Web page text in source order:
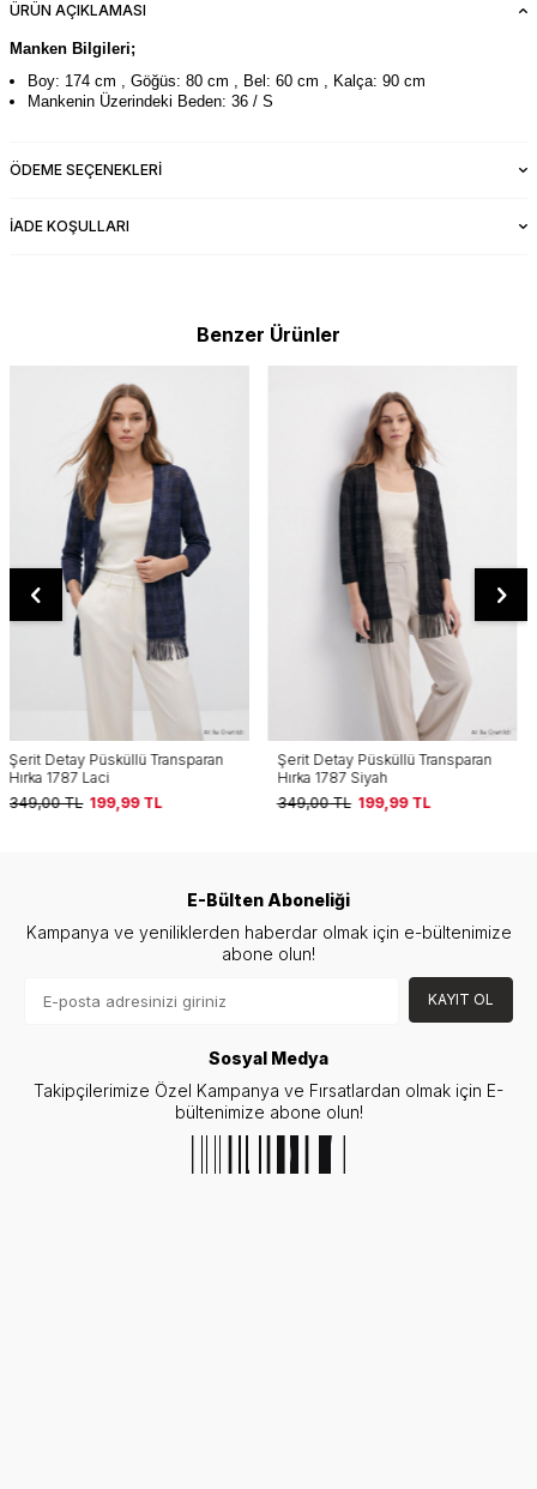
ÜRÜN AÇIKLAMASI
Manken Bilgileri;
Boy: 174 cm , Göğüs: 80 cm , Bel: 60 cm , Kalça: 90 cm
Mankenin Üzerindeki Beden: 36 / S
ÖDEME SEÇENEKLERI
İADE KOŞULLARI
Benzer Ürünler
Şerit Detay Püsküllü Transparan
Hırka 1787 Siyah
349,00TL 199,99TL
Fakir Kol Delikli Dantel Hırka 1053
Kahve
999,00TL 149,99TL
E-Bülten Aboneliği
Kampanya ve yeniliklerden haberdar olmak için e-bültenimize
abone olun!
KAYIT OL
Sosyal Medya
Takipçilerimize Özel Kampanya ve Fırsatlardan olmak için E-
bültenimize abone olun!